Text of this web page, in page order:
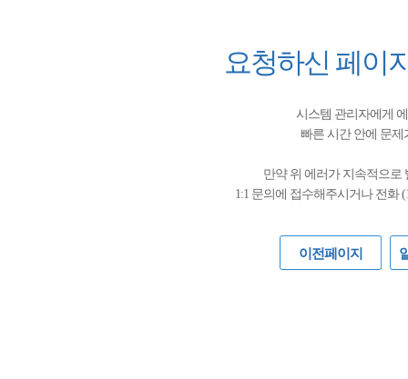
요청하신 페이
시스템 관리자에게
빠른 시간 안에 문
만약 위 에러가 지속적으로
1:1 문의에 접수해주시거나 전화 (
이전페이지